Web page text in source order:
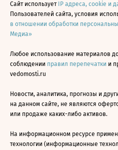
Сайт использует IP адреса, cookie и
Пользователей сайта, условия
в отношении обработки
Медиа»
Любое использование материалов
соблюдении правил перепечатки и
vedomosti.ru
Новости, аналитика, прогнозы и
на данном сайте, не являются
или продаже каких-либо активов.
На информационном ресурсе
технологии (информационные